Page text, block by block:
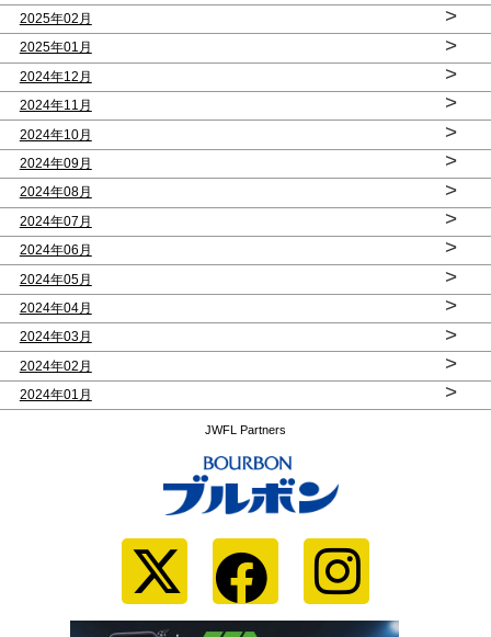
2025年02月 >
2025年01月 >
2024年12月 >
2024年11月 >
2024年10月 >
2024年09月 >
2024年08月 >
2024年07月 >
2024年06月 >
2024年05月 >
2024年04月 >
2024年03月 >
2024年02月 >
2024年01月 >
JWFL Partners